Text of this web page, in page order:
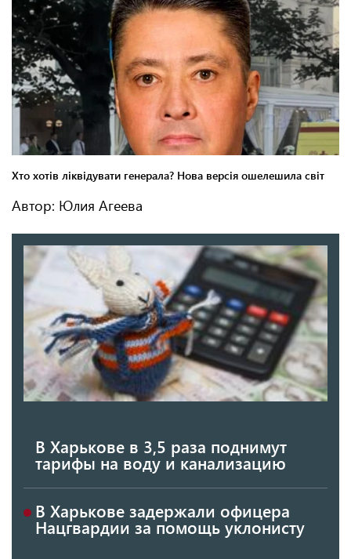
Автор: Юлия Агеева
В Харькове в 3,5 раза поднимут
тарифы на воду и канализацию
В Харькове задержали офицера
Нацгвардии за помощь уклонисту